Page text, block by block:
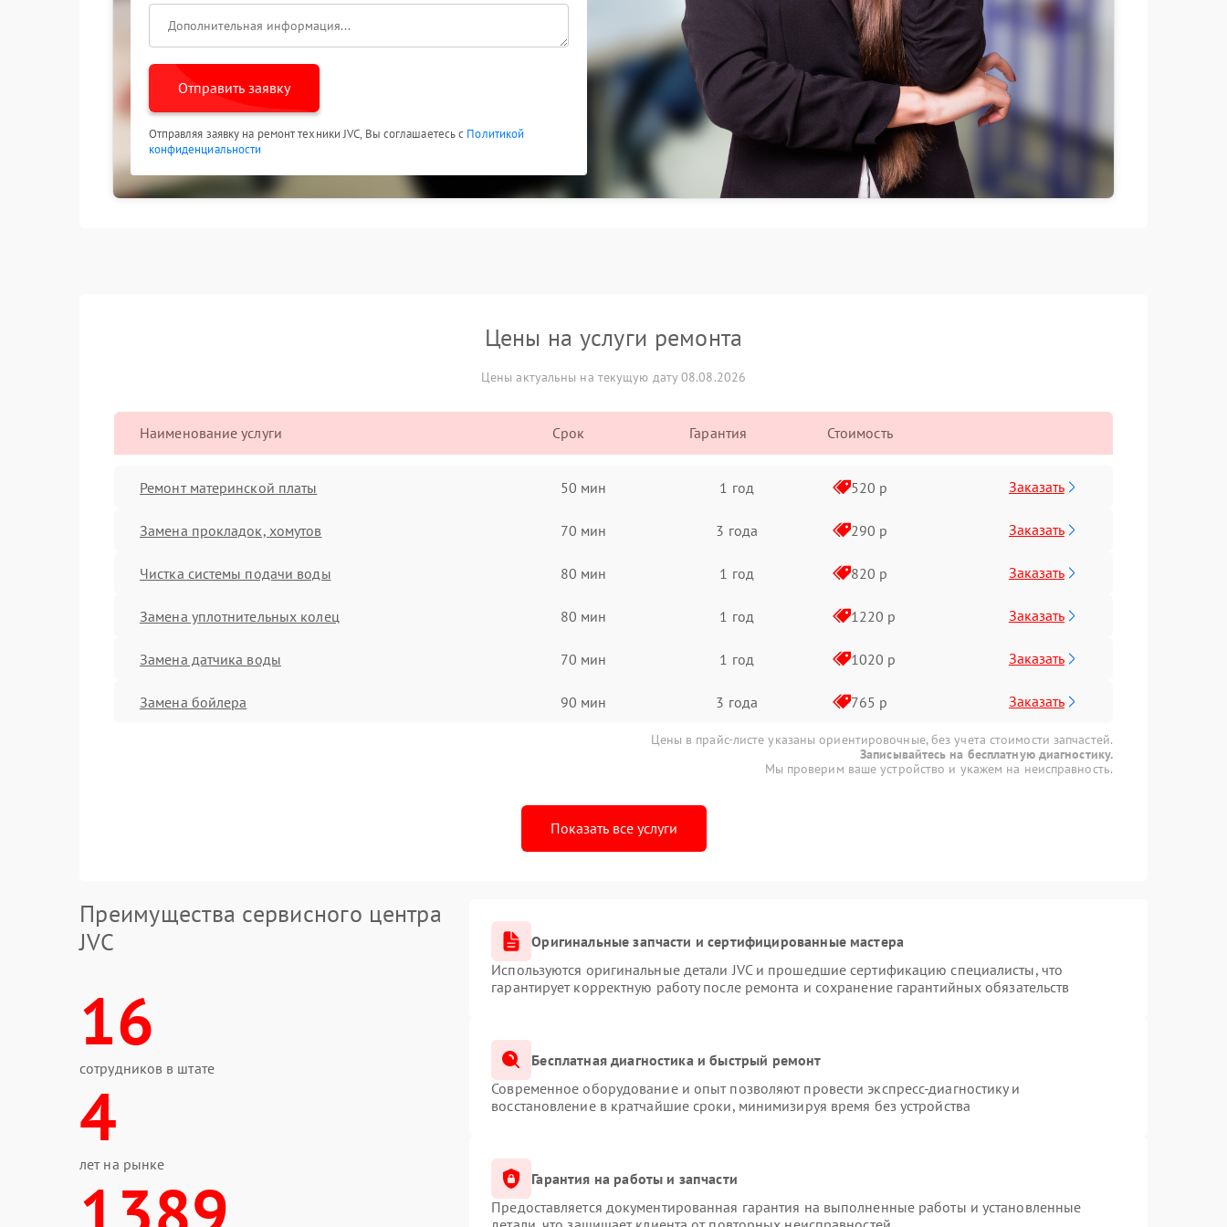
Отправить заявку
Отправляя заявку на ремонт техники JVC, Вы соглашаетесь с Политикой
конфиденциальности
Цены на услуги ремонта
Цены актуальны на текущую дату 08.08.2026
Наименование услуги Срок Гарантия Стоимость
Ремонт материнской платы 50 мин 1 год 520 р Заказать
Замена прокладок, хомутов 70 мин 3 года 290 р Заказать
Чистка системы подачи воды 80 мин 1 год 820 р Заказать
Замена уплотнительных колец 80 мин 1 год 1220 р Заказать
Замена датчика воды 70 мин 1 год 1020 р Заказать
Замена бойлера 90 мин 3 года 765 р Заказать
Цены в прайс-листе указаны ориентировочные, без учета стоимости запчастей.
Записывайтесь на бесплатную диагностику.
Мы проверим ваше устройство и укажем на неисправность.
Показать все услуги
Преимущества сервисного центра
JVC
16
сотрудников в штате
4
лет на рынке
Оригинальные запчасти и сертифицированные мастера
Используются оригинальные детали JVC и прошедшие сертификацию специалисты, что
гарантирует корректную работу после ремонта и сохранение гарантийных обязательств
Бесплатная диагностика и быстрый ремонт
Современное оборудование и опыт позволяют провести экспресс-диагностику и
восстановление в кратчайшие сроки, минимизируя время без устройства
Гарантия на работы и запчасти
Предоставляется документированная гарантия на выполненные работы и установленные